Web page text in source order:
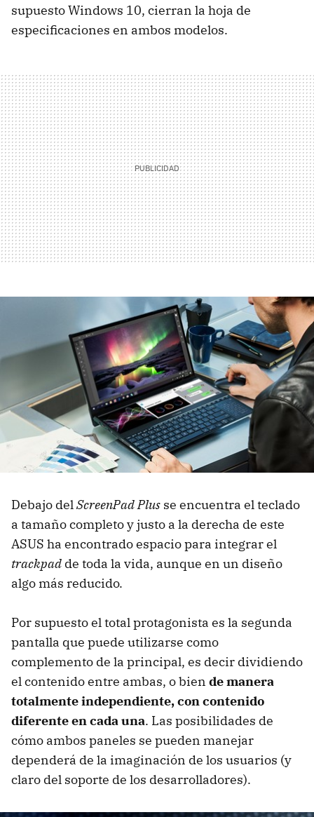
supuesto Windows 10, cierran la hoja de
especificaciones en ambos modelos.
Debajo delScreenPad Plus se encuentra el teclado
a tamaño completo y justo a la derecha de este
ASUS ha encontrado espacio para integrar el
trackpad de toda la vida, aunque en un diseño
algo más reducido.
Por supuesto el total protagonista es la segunda
pantalla que puede utilizarse como
complemento de la principal, es decir dividiendo
el contenido entre ambas, o bien de manera
totalmente independiente, con contenido
diferente en cada una. Las posibilidades de
cómo ambos paneles se pueden manejar
dependerá de la imaginación de los usuarios (y
claro del soporte de los desarrolladores).